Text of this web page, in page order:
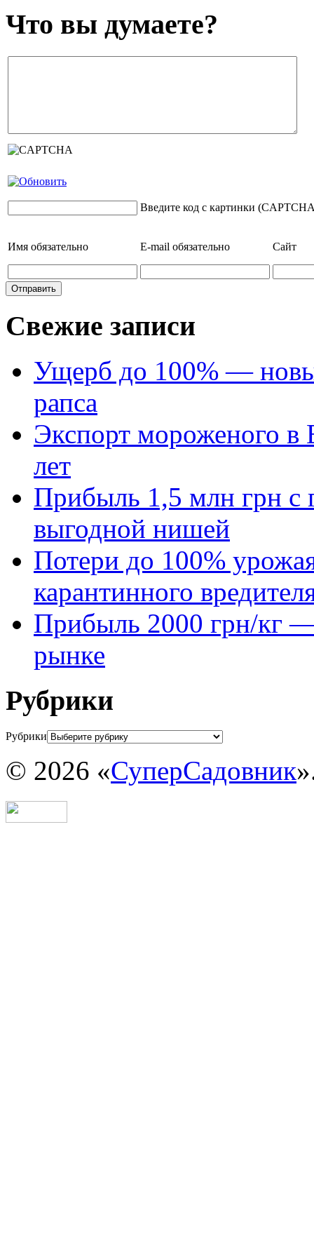
Что вы думаете?
Введите код с картинки
Имя обязательно E-mail обязательно Сайт
Свежие записи
Ущерб до 100% —
рапса
Экспорт мороженого в
лет
Прибыль 1,5 млн грн с
выгодной нишей
Потери до 100%
карантинного
Прибыль 2000 грн/кг —
рынке
Рубрики
Рубрики
© 2026 «СуперСадовник